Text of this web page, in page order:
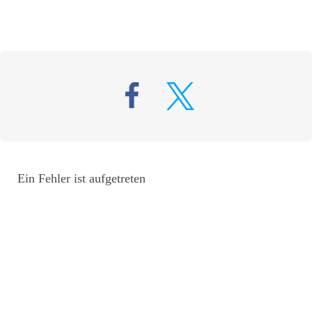
Ein Fehler ist aufgetreten